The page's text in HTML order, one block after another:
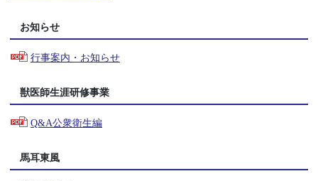
お知らせ
行事案内・お知らせ
獣医師生涯研修事業
Q&A公衆衛生編
馬耳東風